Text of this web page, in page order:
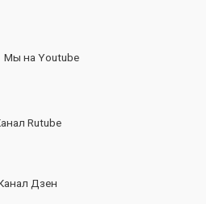
Мы на Youtube
Rutube
Дзен